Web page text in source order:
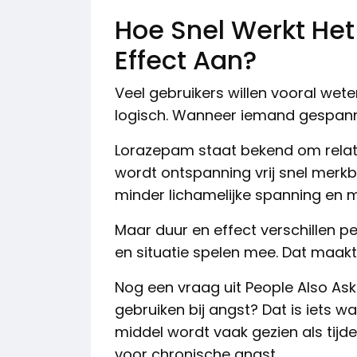
Hoe Snel Werkt
Effect Aan?
Veel gebruikers willen vooral
logisch. Wanneer iemand
Lorazepam staat bekend om
wordt ontspanning vrij snel
minder lichamelijke spanning en
Maar duur en effect verschillen
en situatie spelen mee. Dat
Nog een vraag uit People Also
gebruiken bij angst? Dat is iets
middel wordt vaak gezien als